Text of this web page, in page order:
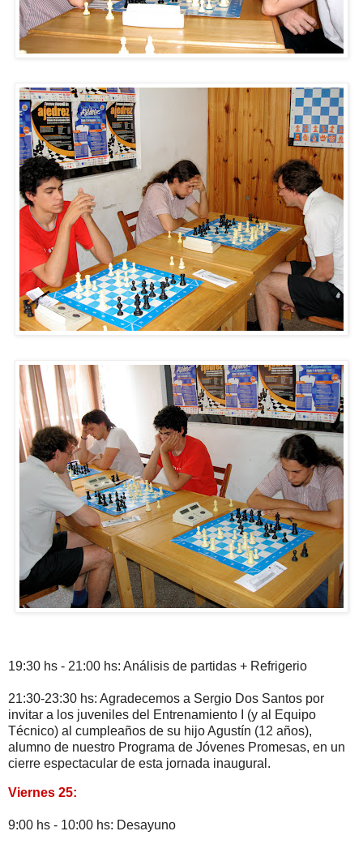
19:30 hs - 21:00 hs: Análisis de partidas + Refrigerio
21:30-23:30 hs: Agradecemos a Sergio Dos Santos por
invitar a los juveniles del Entrenamiento I (y al Equipo
Técnico) al cumpleaños de su hijo Agustín (12 años),
alumno de nuestro Programa de Jóvenes Promesas, en un
cierre espectacular de esta jornada inaugural.
Viernes 25:
9:00 hs - 10:00 hs: Desayuno